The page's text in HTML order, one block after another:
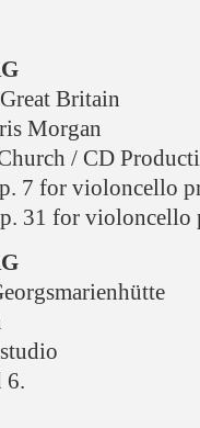
Britain
Morgan
/ CD
7 for violoncello
31 for violoncello
6.